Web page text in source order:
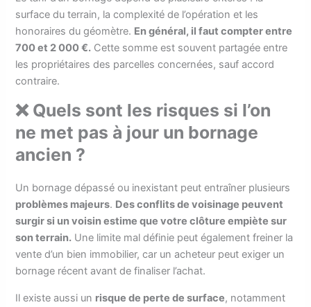
surface du terrain, la complexité de l’opération et les
honoraires du géomètre. En général, il faut compter entre
700 et 2 000 €. Cette somme est souvent partagée entre
les propriétaires des parcelles concernées, sauf accord
contraire.
❌ Quels sont les risques si l’on
ne met pas à jour un bornage
ancien ?
Un bornage dépassé ou inexistant peut entraîner plusieurs
problèmes majeurs. Des conflits de voisinage peuvent
surgir si un voisin estime que votre clôture empiète sur
son terrain. Une limite mal définie peut également freiner la
vente d’un bien immobilier, car un acheteur peut exiger un
bornage récent avant de finaliser l’achat.
Il existe aussi un risque de perte de surface, notamment